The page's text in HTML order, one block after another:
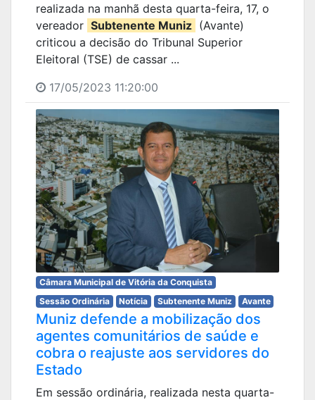
realizada na manhã desta quarta-feira, 17, o
vereador Subtenente Muniz (Avante)
criticou a decisão do Tribunal Superior
Eleitoral (TSE) de cassar ...
17/05/2023 11:20:00
Câmara Municipal de Vitória da Conquista
Sessão Ordinária
Notícia Subtenente Muniz Avante
Muniz defende a mobilização dos
agentes comunitários de saúde e
cobra o reajuste aos servidores do
Estado
Em sessão ordinária, realizada nesta quarta-